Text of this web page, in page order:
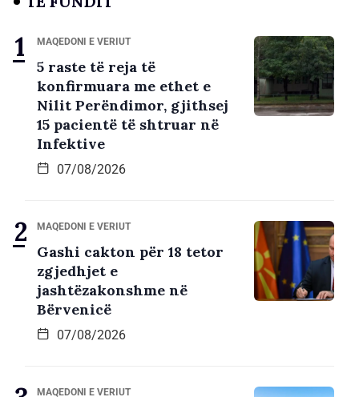
MAQEDONI E VERIUT
5 raste të reja të
konfirmuara me ethet e
Nilit Perëndimor, gjithsej
15 pacientë të shtruar në
Infektive
07/08/2026
MAQEDONI E VERIUT
Gashi cakton për 18 tetor
zgjedhjet e
jashtëzakonshme në
Bërvenicë
07/08/2026
MAQEDONI E VERIUT